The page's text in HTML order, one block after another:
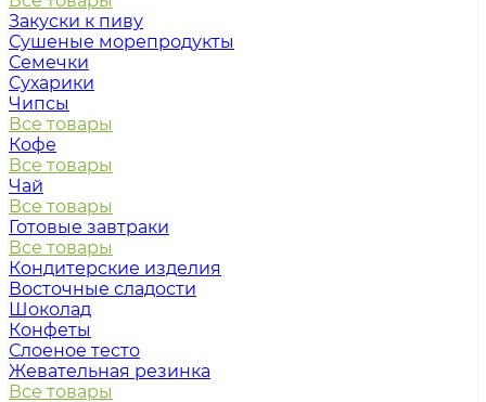
Закуски к пиву
Сушеные морепродукты
Семечки
Сухарики
Чипсы
Все товары
Кофе
Все товары
Чай
Все товары
Готовые завтраки
Все товары
Кондитерские изделия
Восточные сладости
Шоколад
Конфеты
Слоеное тесто
Жевательная резинка
Все товары